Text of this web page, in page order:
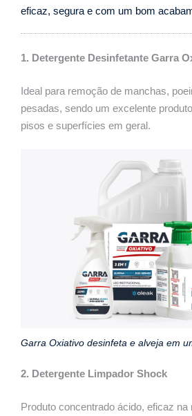
eficaz, segura e com um bom
1. Detergente Desinfetante Garra
Ideal para remoção de manchas,
pesadas, sendo um excelente
pisos e superfícies em geral.
Garra Oxiativo desinfeta e alveja em
2. Detergente Limpador Shock
Produto concentrado ácido, eficaz